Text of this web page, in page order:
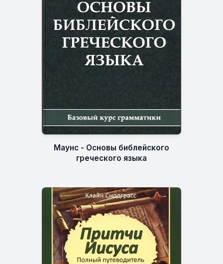
Маунс - Основы библейского
греческого языка